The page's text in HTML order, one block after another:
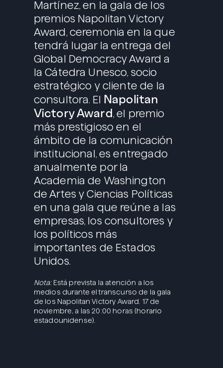
Martínez, en la gala de los
premios Napolitan Victory
Award, ceremonia en la que
tendrá lugar la entrega del
Global Democracy Award a
la Cátedra Unesco, socio
estratégico y cliente de la
consultora. El Napolitan
Victory Award, el premio
más prestigioso en el
ámbito de la comunicación
institucional, es entregado
anualmente por la
Academia de Washington
de Artes y Ciencias Políticas
en una gala que reúne a las
empresas, los consultores y
los políticos más
importantes de Estados
Unidos.
Nota:Está prevista la atención a los
medios durante el transcurso de la gala
de los Napolitan Victory Award. 17 de
noviembre, a las 20:00 horas (horario
estadounidense).